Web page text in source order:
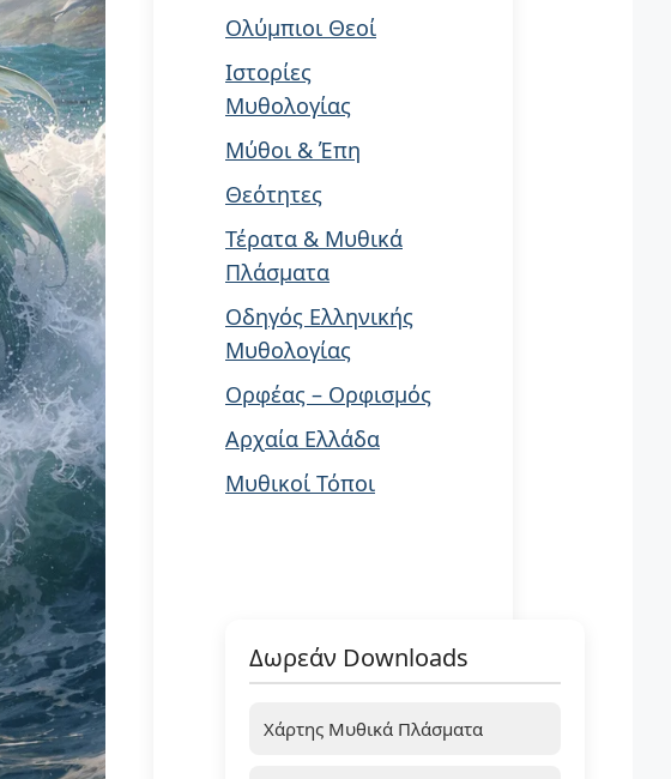
Ολύμπιοι Θεοί
Ιστορίες
Μυθολογίας
Μύθοι & Έπη
Θεότητες
Τέρατα & Μυθικά
Πλάσματα
Οδηγός Ελληνικής
Μυθολογίας
Ορφέας – Ορφισμός
Αρχαία Ελλάδα
Μυθικοί Τόποι
Δωρεάν Downloads
Χάρτης Μυθικά Πλάσματα